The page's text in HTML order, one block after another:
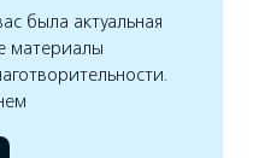
была актуальная
материалы